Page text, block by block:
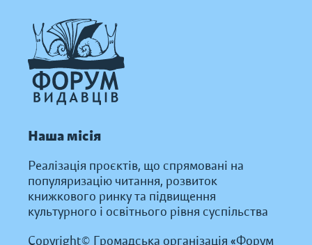
Наша місія
Реалізація проєктів, що спрямовані на
популяризацію читання, розвиток
книжкового ринку та підвищення
культурного і освітнього рівня суспільства
Copyright© Громадська організація «Форум